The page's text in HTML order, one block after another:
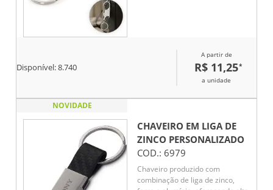
excelente opção de brinde
promocional ou corporativo,
combinando funcionalidade e
proporcionar ótima área para
marca.
Disponível:8.740
A partir de
R$ 11,25*
a unidade
NOVIDADE
CHAVEIRO EM LIGA DE
ZINCO PERSONALIZADO
COD.: 6979
Chaveiro produzido com
combinação de liga de zinco,